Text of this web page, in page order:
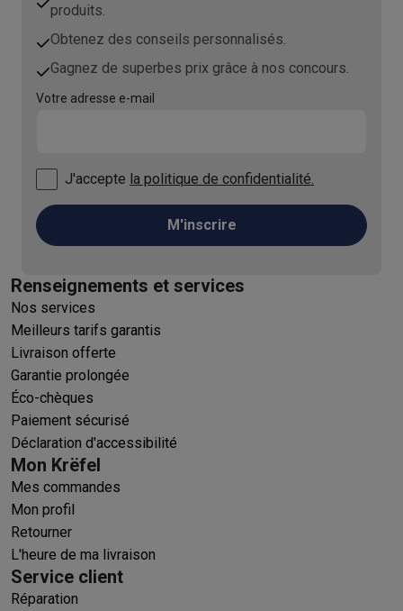
produits.
Obtenez des conseils personnalisés.
Gagnez de superbes prix grâce à nos concours.
Votre adresse e-mail
J'accepte la politique de confidentialité.
M'inscrire
Renseignements et services
Nos services
Meilleurs tarifs garantis
Livraison offerte
Garantie prolongée
Éco-chèques
Paiement sécurisé
Déclaration d'accessibilité
Mon Krëfel
Mes commandes
Mon profil
Retourner
L'heure de ma livraison
Service client
Réparation